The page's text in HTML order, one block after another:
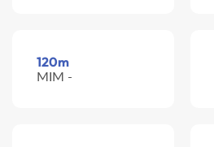
120m
MIM -